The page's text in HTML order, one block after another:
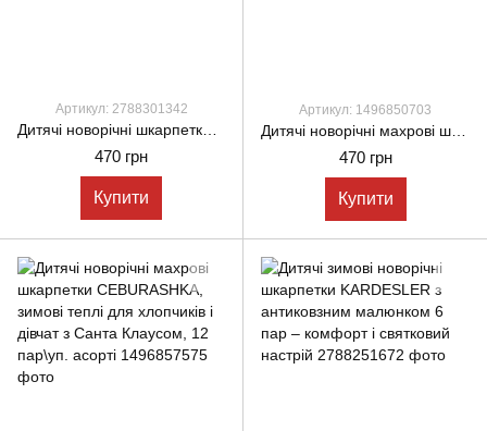
Артикул: 2788301342
470 грн
Купити
Артикул: 1496850703
470 грн
Купити